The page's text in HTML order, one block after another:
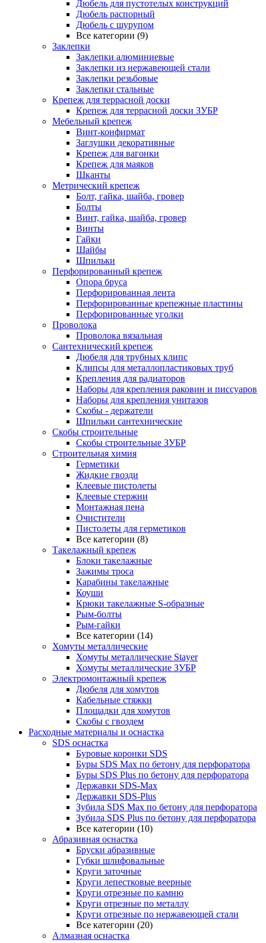
Дюбель для пустотелых конструкций
Дюбель распорный
Дюбель с шурупом
Все категории (9)
Заклепки
Заклепки алюминиевые
Заклепки из нержавеющей стали
Заклепки резьбовые
Заклепки стальные
Крепеж для террасной доски
Крепеж для террасной доски ЗУБР
Мебельный крепеж
Винт-конфирмат
Заглушки декоративные
Крепеж для вагонки
Крепеж для маяков
Шканты
Метрический крепеж
Болт, гайка, шайба, гровер
Болты
Винт, гайка, шайба, гровер
Винты
Гайки
Шайбы
Шпильки
Перфорированный крепеж
Опора бруса
Перфорированная лента
Перфорированные крепежные пластины
Перфорированные уголки
Проволока
Проволока вязальная
Сантехнический крепеж
Дюбеля для трубных клипс
Клипсы для металлопластиковых труб
Крепления для радиаторов
Наборы для крепления раковин и писсуаров
Наборы для крепления унитазов
Скобы - держатели
Шпильки сантехнические
Скобы строительные
Скобы строительные ЗУБР
Строительная химия
Герметики
Жидкие гвозди
Клеевые пистолеты
Клеевые стержни
Монтажная пена
Очистители
Пистолеты для герметиков
Все категории (8)
Такелажный крепеж
Блоки такелажные
Зажимы троса
Карабины такелажные
Коуши
Крюки такелажные S-образные
Рым-болты
Рым-гайки
Все категории (14)
Хомуты металлические
Хомуты металлические Stayer
Хомуты металлические ЗУБР
Электромонтажный крепеж
Дюбеля для хомутов
Кабельные стяжки
Площадки для хомутов
Скобы с гвоздем
Расходные материалы и оснастка
SDS оснастка
Буровые коронки SDS
Буры SDS Max по бетону для перфоратора
Буры SDS Plus по бетону для перфоратора
Державки SDS-Max
Державки SDS-Plus
Зубила SDS Mах по бетону для перфоратора
Зубила SDS Plus по бетону для перфоратора
Все категории (10)
Абразивная оснастка
Бруски абразивные
Губки шлифовальные
Круги заточные
Круги лепестковые веерные
Круги отрезные по камню
Круги отрезные по металлу
Круги отрезные по нержавеющей стали
Все категории (20)
Алмазная оснастка